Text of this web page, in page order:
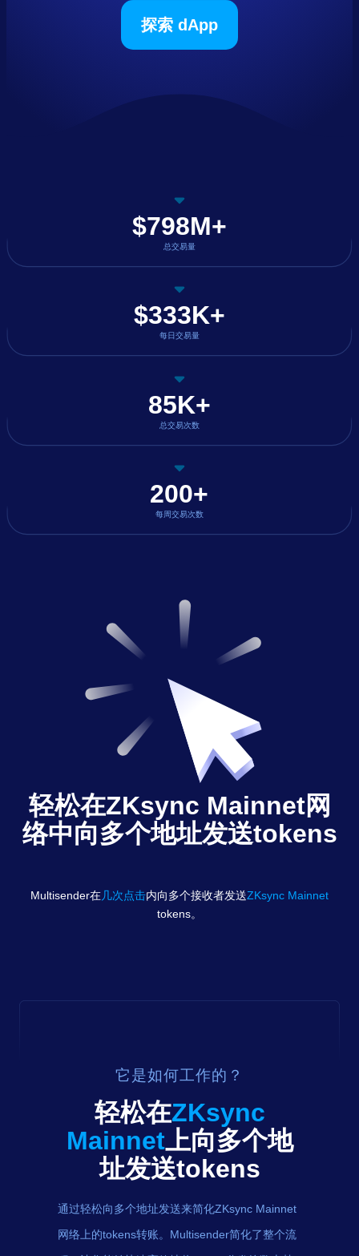
探索 dApp
$798M+
总交易量
$333K+
每日交易量
85K+
总交易次数
200+
每周交易次数
轻松在ZKsync Mainnet网
络中向多个地址发送tokens
Multisender在几次点击内向多个接收者发送ZKsync Mainnet
tokens。
它是如何工作的？
轻松在ZKsync
Mainnet上向多个地
址发送tokens
通过轻松向多个地址发送来简化ZKsync Mainnet
网络上的tokens转账。Multisender简化了整个流